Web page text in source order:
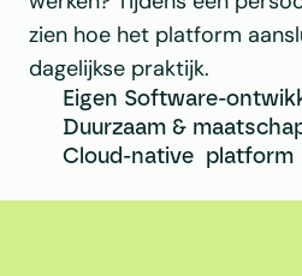
zien hoe het platform
dagelijkse praktijk.
Eigen Software-
Duurzaam &
Cloud-native  platform